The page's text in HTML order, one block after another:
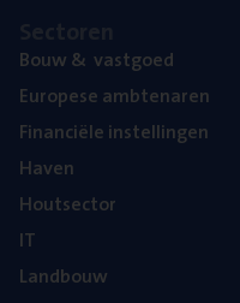
Bouw& vastgoed
Euro­pe­se ambtenaren
Finan­ci­ë­le instellingen
Haven
Hout­sec­tor
IT
Land­bouw